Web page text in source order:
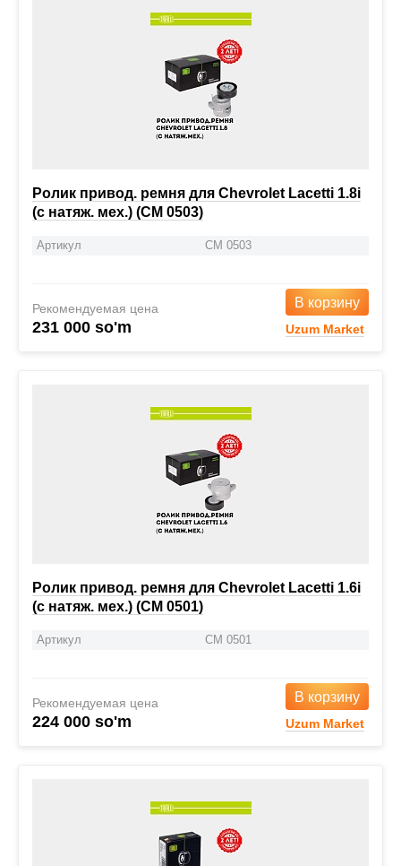
Ролик привод. ремня для Chevrolet Lacetti 1.8i
(с натяж. мех.) (CM 0503)
Артикул CM 0503
Рекомендуемая цена
231 000 so'm
В корзину
Uzum Market
Ролик привод. ремня для Chevrolet Lacetti 1.6i
(с натяж. мех.) (CM 0501)
Артикул CM 0501
Рекомендуемая цена
224 000 so'm
В корзину
Uzum Market